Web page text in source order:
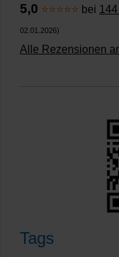
5,0 ⭐⭐⭐⭐⭐ bei
02.01.2026)
Alle Rezensionen
Tags